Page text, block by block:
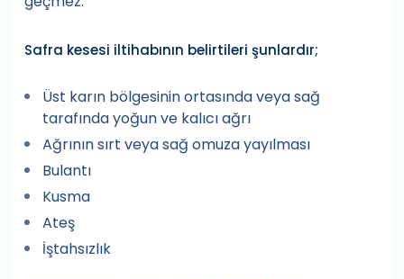
Safra kesesi iltihabının belirtileri şunlardır;
Üst karın bölgesinin ortasında veya sağ
tarafında yoğun ve kalıcı ağrı
Ağrının sırt veya sağ omuza yayılması
Bulantı
Kusma
Ateş
İştahsızlık